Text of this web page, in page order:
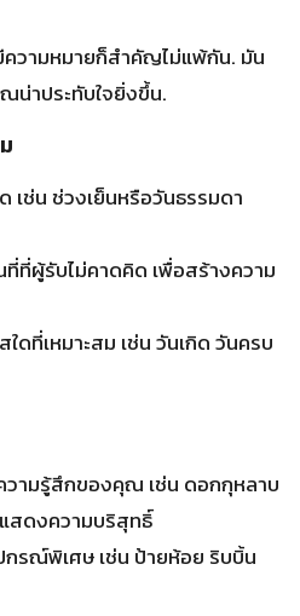
ผู้รับไม่คาดคิด เพื่อสร้างความ
ที่เหมาะสม เช่น วันเกิด วันครบ
ามรู้สึกของคุณ เช่น ดอกกุหลาบ
ดงความบริสุทธิ์
ณ์พิเศษ เช่น ป้ายห้อย ริบบิ้น
นข้อความน่ารักลงในการ์ดหรือ
วามหมายสำคัญมาก. เลือกใช้คำ
จะแสดงให้เห็นถึงความใส่ใจ